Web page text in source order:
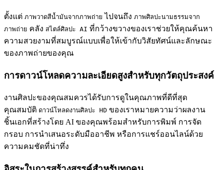
ตั้งแต่ ภาพวาดสีน้ำมันจากภาพถ่าย ไปจนถึง ภาพศิลปะนามธรรมจาก
ภาพถ่าย คลัง สไตล์ศิลปะ AI ที่กว้างขวางของเราช่วยให้คุณค้นหา
ความสวยงามที่สมบูรณ์แบบเพื่อให้เข้ากับวิสัยทัศน์และลักษณะ
ของภาพถ่ายของคุณ
การดาวน์โหลดความละเอียดสูงสำหรับทุกวัตถุประสงค์
งานศิลปะของคุณสมควรได้รับการดูในคุณภาพที่ดีที่สุด
คุณสมบัติ ดาวน์โหลดงานศิลปะ HD ของเราหมายความว่าผลงาน
ชิ้นเอกที่สร้างโดย AI ของคุณพร้อมสำหรับการพิมพ์ การจัด
กรอบ การนำเสนอระดับมืออาชีพ หรือการแชร์ออนไลน์ด้วย
ความคมชัดที่น่าทึ่ง